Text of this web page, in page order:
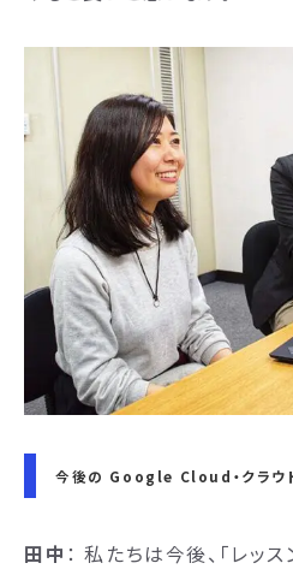
今後の Google Cloud・クラウ
田中 ： 私たちは今後、「レッ